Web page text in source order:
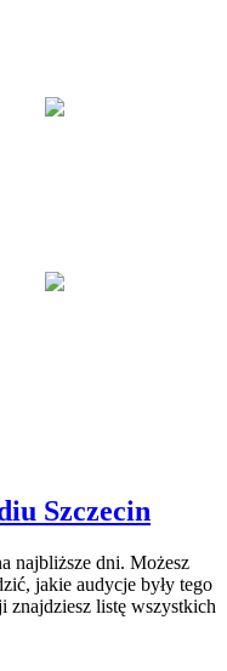
Szczecin
najbliższe dni. Możesz
jakie audycje były tego
znajdziesz listę wszystkich